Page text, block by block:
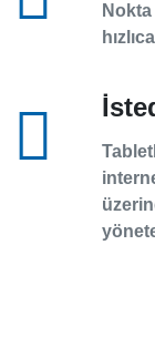
Nokta